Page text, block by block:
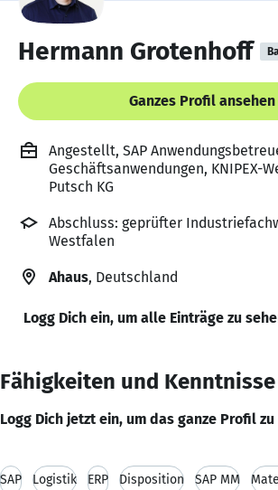
Hermann Grotenhoff
Ganzes Profil ansehen
Angestellt, SAP
Geschäftsanwendungen, KNIPEX-
Putsch KG
Abschluss: geprüfter
Westfalen
Ahaus, Deutschland
Logg Dich ein, um alle Einträge zu
Fähigkeiten und Kenntnisse
Logg Dich jetzt ein, um das ganze Profil zu
SAP Logistik ERP Disposition SAP MM